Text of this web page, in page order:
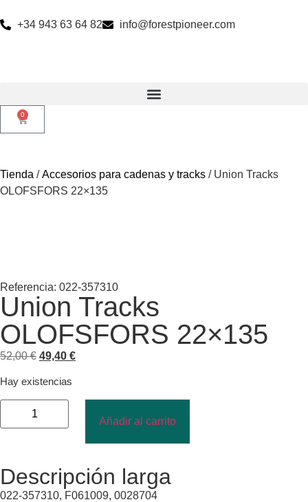
+34 943 63 64 82 info@forestpioneer.com
0
Tienda /Accesorios para cadenas y tracks / Union Tracks
OLOFSFORS 22×135
Referencia: 022-357310
Union Tracks
OLOFSFORS 22×135
52,00€ 49,40 €
Hay existencias
Añadir al carrito
Descripción larga
022-357310, F061009, 0028704